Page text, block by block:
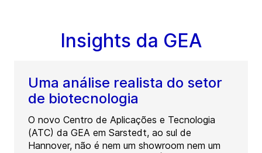
Insights da GEA
Uma análise realista do setor
de biotecnologia
O novo Centro de Aplicações e Tecnologia
(ATC) da GEA em Sarstedt, ao sul de
Hannover, não é nem um showroom nem um